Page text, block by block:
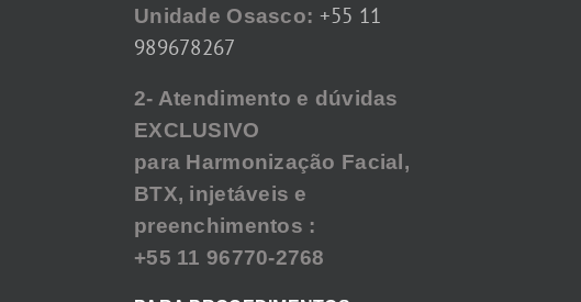
Unidade Osasco: +55 11
989678267
2- Atendimento e dúvidas
EXCLUSIVO
para Harmonização Facial,
BTX, injetáveis e
preenchimentos :
+55 11 96770-2768